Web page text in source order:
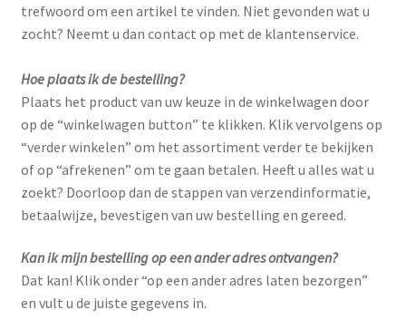
trefwoord om een artikel te vinden. Niet gevonden wat u
zocht? Neemt u dan contact op met de klantenservice.
Hoe plaats ik de bestelling?
Plaats het product van uw keuze in de winkelwagen door
op de “winkelwagen button” te klikken. Klik vervolgens op
“verder winkelen” om het assortiment verder te bekijken
of op “afrekenen” om te gaan betalen. Heeft u alles wat u
zoekt? Doorloop dan de stappen van verzendinformatie,
betaalwijze, bevestigen van uw bestelling en gereed.
Kan ik mijn bestelling op een ander adres ontvangen?
Dat kan! Klik onder “op een ander adres laten bezorgen”
en vult u de juiste gegevens in.